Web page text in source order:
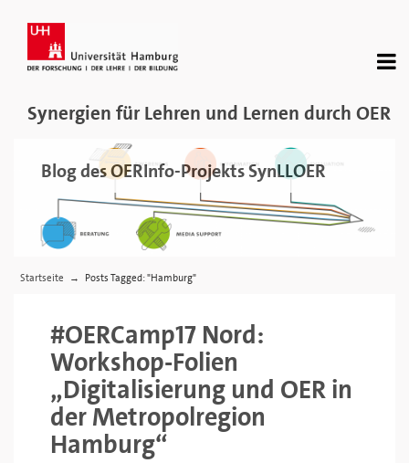
Synergien für Lehren und Lernen durch OER
Blog des OERInfo-Projekts SynLLOER
Startseite → Posts Tagged: "Hamburg"
#OERCamp17 Nord:
Workshop-Folien
„Digitalisierung und OER in
der Metropolregion
Hamburg“